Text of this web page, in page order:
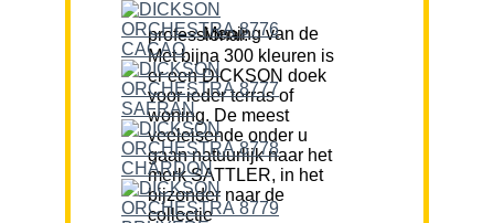
Mening van de professional:
Met bijna 300 kleuren is
er een DICKSON doek
voor ieder terras of
woning. De meest
veeleisende onder u
gaan natuurlijk naar het
merk SATTLER, in het
bijzonder naar de
collectie